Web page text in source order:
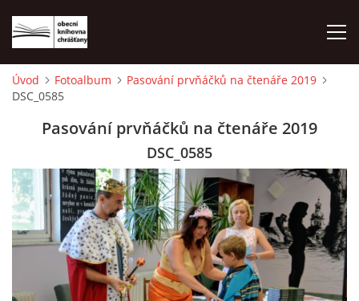
ÚVOD
VÝPŮJČNÍ DOBA
KONTAKTY
ON-LINE KATALOG
Úvod Fotoalbum
Pasování prvňáčků na čtenáře 2019
DSC_0585
Pasování prvňáčků na čtenáře 2019
DSC_0585